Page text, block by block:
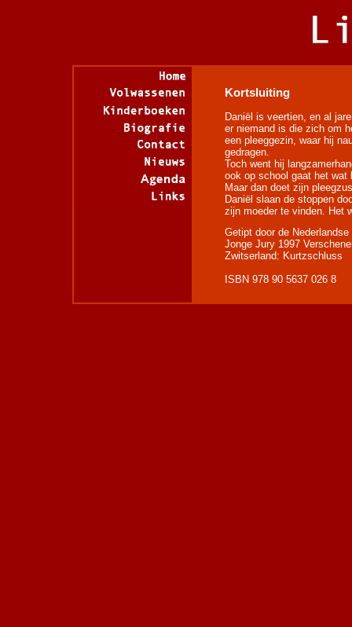
Kortsluiting
Daniël is veertien, en al
er niemand is die zich om
een pleeggezin, waar hij
gedragen.
Toch went hij
ook op school gaat het wat
Maar dan doet zijn
Daniël slaan de stoppen
zijn moeder te vinden. Het
Getipt door de
Jonge Jury 1997
Zwitserland: Kurtzschluss
ISBN 978 90 5637 026 8